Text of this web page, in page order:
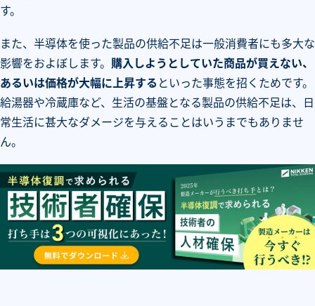
す。
また、半導体を使った製品の供給不足は一般消費者にも多大な
影響をおよぼします。 購入しようとしていた商品が買えない、
あるいは価格が大幅に上昇する といった事態を招くためです。
給湯器や冷蔵庫など、生活の基盤となる製品の供給不足は、日
常生活に甚大なダメージを与えることはいうまでもありませ
ん。